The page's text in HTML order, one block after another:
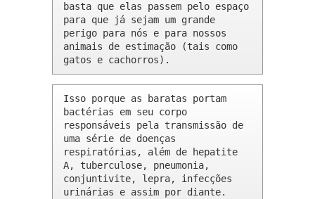
basta que elas passem pelo espaço
para que já sejam um grande
perigo para nós e para nossos
animais de estimação (tais como
gatos e cachorros).
Isso porque as baratas portam
bactérias em seu corpo
responsáveis pela transmissão de
uma série de doenças
respiratórias, além de hepatite
A, tuberculose, pneumonia,
conjuntivite, lepra, infecções
urinárias e assim por diante.